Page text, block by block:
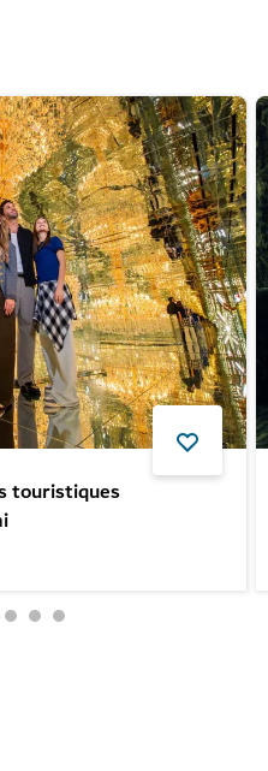
touristiques